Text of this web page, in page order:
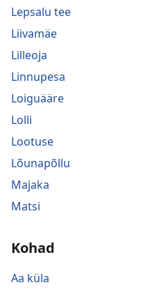
Lepsalu tee
Liivamäe
Lilleoja
Linnupesa
Loiguääre
Lolli
Lootuse
Lõunapõllu
Majaka
Matsi
Kohad
Aa küla